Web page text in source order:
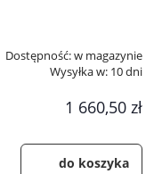
Dostępność:w magazynie
Wysyłka w: 10 dni
1 660,50 zł
do koszyka